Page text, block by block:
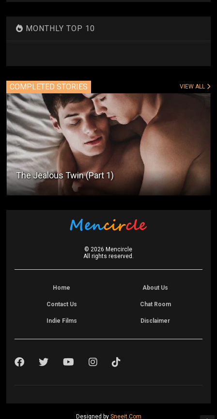
MONTHLY TOP 10
COMPLETED STORIES VIEW ALL
The Jealous Twin (Part 1)
©2026 Mencircle
All rights reserved.
Home About Us
Contact Us Chat Room
Indie Films Disclaimer
Designed by Sneeit.Com